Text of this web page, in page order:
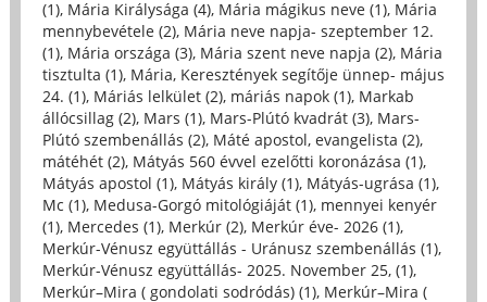
(1), Mária Királysága (4), Mária mágikus neve (1), Mária
mennybevétele (2), Mária neve napja- szeptember 12.
(1), Mária országa (3), Mária szent neve napja (2), Mária
tisztulta (1), Mária, Keresztények segítője ünnep- május
24. (1), Máriás lelkület (2), máriás napok (1), Markab
állócsillag (2), Mars (1), Mars-Plútó kvadrát (3), Mars-
Plútó szembenállás (2), Máté apostol, evangelista (2),
mátéhét (2), Mátyás 560 évvel ezelőtti koronázása (1),
Mátyás apostol (1), Mátyás király (1), Mátyás-ugrása (1),
Mc (1), Medusa-Gorgó mitológiáját (1), mennyei kenyér
(1), Mercedes (1), Merkúr (2), Merkúr éve- 2026 (1),
Merkúr-Vénusz együttállás - Uránusz szembenállás (1),
Merkúr-Vénusz együttállás- 2025. November 25, (1),
Merkúr–Mira ( gondolati sodródás) (1), Merkúr–Mira (